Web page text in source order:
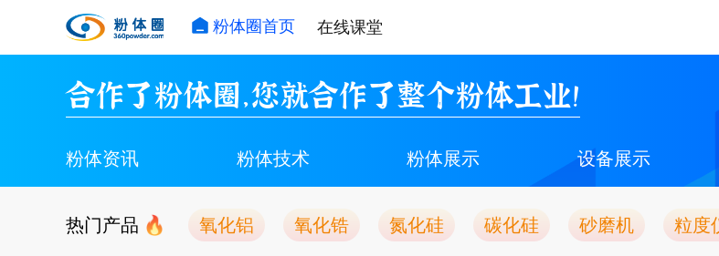
粉体圈首页 在线课堂
合作了粉体圈，您就合作了整个粉体工业！
粉体资讯 粉体技术 粉体展示 设备展示
热门产品 氧化铝 氧化锆 氮化硅 碳化硅 砂磨机 粒度